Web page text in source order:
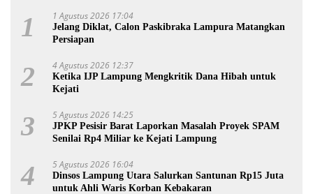
1 1 Agustus 2026 17:04
Jelang Diklat, Calon Paskibraka Lampura Matangkan
Persiapan
2 4 Agustus 2026 12:37
Ketika IJP Lampung Mengkritik Dana Hibah untuk
Kejati
3 5 Agustus 2026 14:25
JPKP Pesisir Barat Laporkan Masalah Proyek SPAM
Senilai Rp4 Miliar ke Kejati Lampung
4 5 Agustus 2026 16:04
Dinsos Lampung Utara Salurkan Santunan Rp15 Juta
untuk Ahli Waris Korban Kebakaran